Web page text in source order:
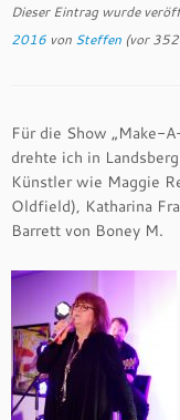
Dieser Eintrag wurde
2016 von Steffen (vor
Für die Show „Make-
drehte ich in
Künstler wie Maggie
Oldfield), Katharina
Barrett von Boney M.